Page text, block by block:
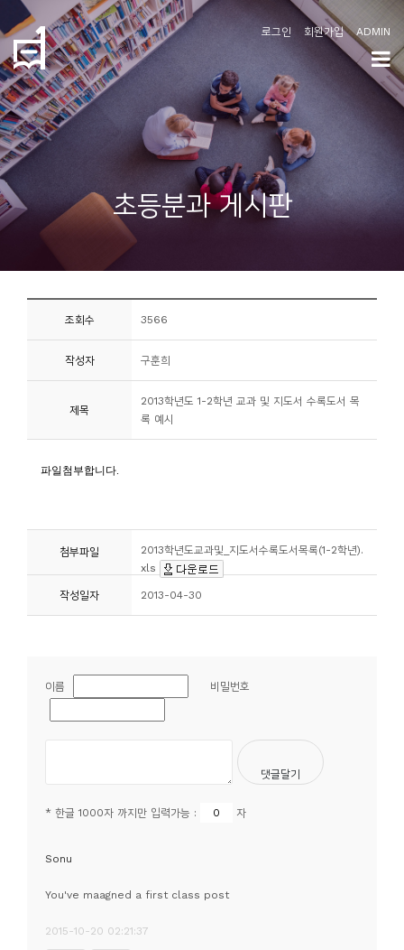
로그인 회원가입 ADMIN
초등분과 게시판
조회수 3566
작성자 구훈희
제목
2013학년도 1-2학년 교과 및 지도서 수록도서 목
록 예시
첨부파일
2013학년도교과및_지도서수록도서목록(1-2학년).
xls
작성일자 2013-04-30
이름 비밀번호
* 한글 1000자 까지만 입력가능 : 자
Sonu
You've maagned a first class post
2015-10-20 02:21:37
학
도
협
개
지
사
진